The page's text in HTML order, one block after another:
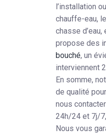
l’installation
chauffe-eau,
chasse d’eau,
propose des
bouché, un
interviennent
En somme,
de qualité
nous
24h/24 et 7j/
Nous vous